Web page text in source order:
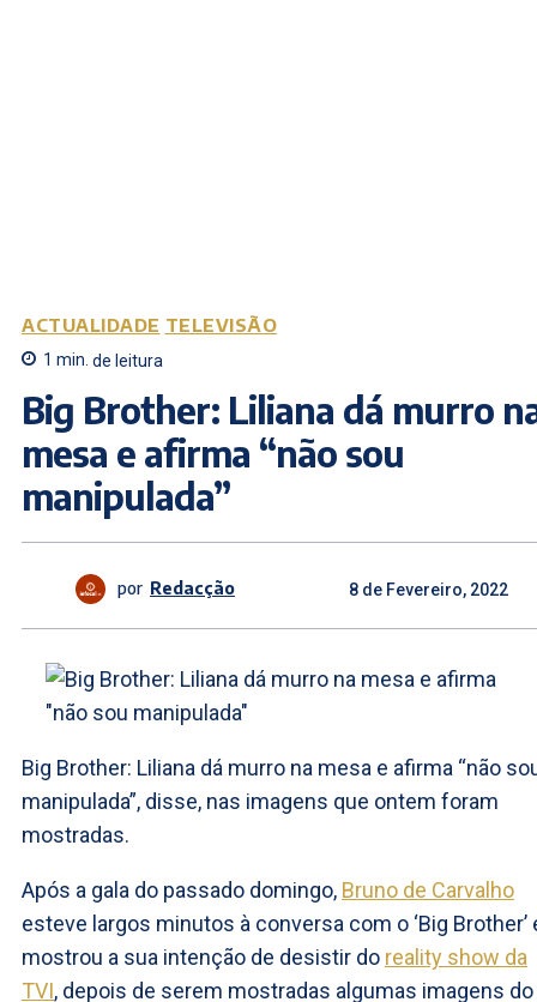
ACTUALIDADE TELEVISÃO
1 min. de leitura
Big Brother: Liliana dá murro
mesa e afirma “não sou
manipulada”
por Redacção 8 de Fevereiro, 2022
Big Brother: Liliana dá murro na mesa e afirma “não
manipulada”, disse, nas imagens que ontem foram
mostradas.
Após a gala do passado domingo, Bruno de Carvalho
esteve largos minutos à conversa com o ‘Big Brother’
mostrou a sua intenção de desistir do reality show da
TVI, depois de serem mostradas algumas imagens do